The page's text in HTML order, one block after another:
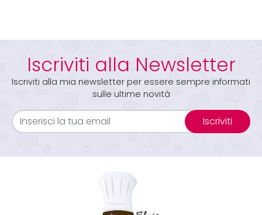
Iscriviti alla Newsletter
Iscriviti alla mia newsletter per essere sempre informati
sulle ultime novità
Iscriviti